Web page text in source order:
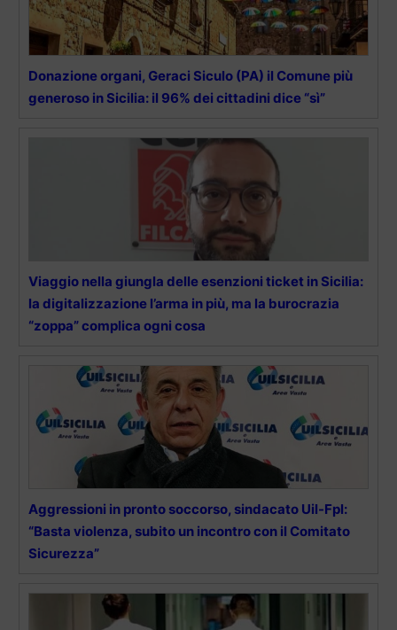
Donazione organi, Geraci Siculo (PA) il Comune più
generoso in Sicilia: il 96% dei cittadini dice “sì”
Viaggio nella giungla delle esenzioni ticket in Sicilia:
la digitalizzazione l’arma in più, ma la burocrazia
“zoppa” complica ogni cosa
Aggressioni in pronto soccorso, sindacato Uil-Fpl:
“Basta violenza, subito un incontro con il Comitato
Sicurezza”